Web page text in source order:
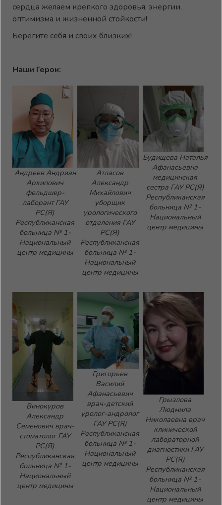
сердца желаем крепкого здоровья, энергии,
оптимизма и жизненной стойкости!
Берегите себя и своих близких!
Наши Герои:
Андреев Андриан
Архипович
фельдшер-
лаборант ГАУ
РС(Я)
Республиканская
больница № 1-
Национальный
центр медицины
Атласов
Александр
Михайлович
уборщик
урологического
отделения ГАУ
РС(Я)
Республиканская
больница № 1-
Национальный
центр медицины
Будищева Наталья
Афанасьевна
медицинская
сестра ГАУ РС(Я)
Республиканская
больница № 1-
Национальный
центр медицины
Винокуров
Александр
Семенович врач-
стоматолог ГАУ
РС(Я)
Республиканская
больница № 1-
Национальный
центр медицины
Григорьев
Василий
Афанасьевич
врач-детский
уролог-андролог
ГАУ РС(Я)
Республиканская
больница № 1-
Национальный
центр медицины
Грызлова
Людмила
Николаевна врач
клинической
лабораторной
диагностики ГАУ
РС(Я)
Республиканская
больница № 1-
Национальный
центр медицины